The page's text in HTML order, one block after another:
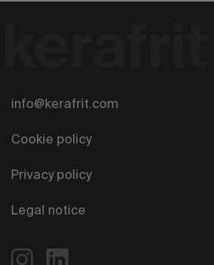
info@kerafrit.com
Cookie policy
Privacy policy
Legal notice